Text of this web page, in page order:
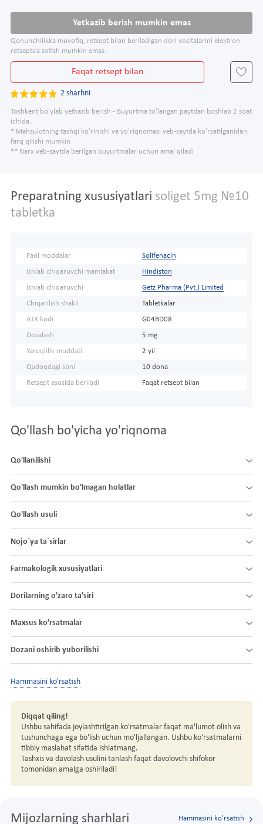
Yetkazib berish mumkin emas
Qonunchilikka muvofiq, retsept bilan beriladigan dori vositalarini elektron
retseptsiz sotish mumkin emas.
Faqat retsept bilan
2 sharhni
Toshkent bo'ylab yetkazib berish - Buyurtma to'langan paytdan boshlab 2 soat
ichida.
* Mahsulotning tashqi ko'rinishi va yo'riqnomasi veb-saytda ko'rsatilganidan
farq qilishi mumkin
** Narx veb-saytda berilgan buyurtmalar uchun amal qiladi
Preparatning xususiyatlari soliget 5mg №10
tabletka
Faol moddalar Solifenacin
Ishlab chiqaruvchi mamlakat Hindiston
Ishlab chiqaruvchi Getz Pharma (Pvt.) Limited
Chiqarilish shakli Tabletkalar
ATX kodi G04BD08
Dozalash 5 mg
Yaroqlilik muddati 2 yil
Qadoqdagi soni 10 dona
Retsept asosida beriladi Faqat retsept bilan
Qo'llash bo'yicha yo'riqnoma
Qo'llanilishi
Qo'llash mumkin bo'lmagan holatlar
Qo'llash usuli
Nojo´ya ta´sirlar
Farmakologik xususiyatlari
Dorilarning o'zaro ta'siri
Maxsus ko'rsatmalar
Dozani oshirib yuborilishi
Hammasini ko'rsatish
Diqqat qiling!
Ushbu sahifada joylashtirilgan ko'rsatmalar faqat ma'lumot olish va
tushunchaga ega bo'lish uchun mo'ljallangan. Ushbu ko'rsatmalarni
tibbiy maslahat sifatida ishlatmang.
Tashxis va davolash usulini tanlash faqat davolovchi shifokor
tomonidan amalga oshiriladi!
Mijozlarning sharhlari Hammasini ko'rsatish